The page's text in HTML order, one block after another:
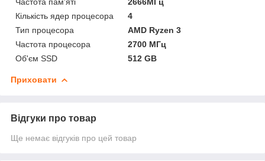
Кількість ядер процесора
4
Тип процесора
AMD Ryzen 3
Частота процесора
2700 МГц
Об'єм SSD
512 GB
Приховати
Відгуки про товар
Ще немає відгуків про цей товар